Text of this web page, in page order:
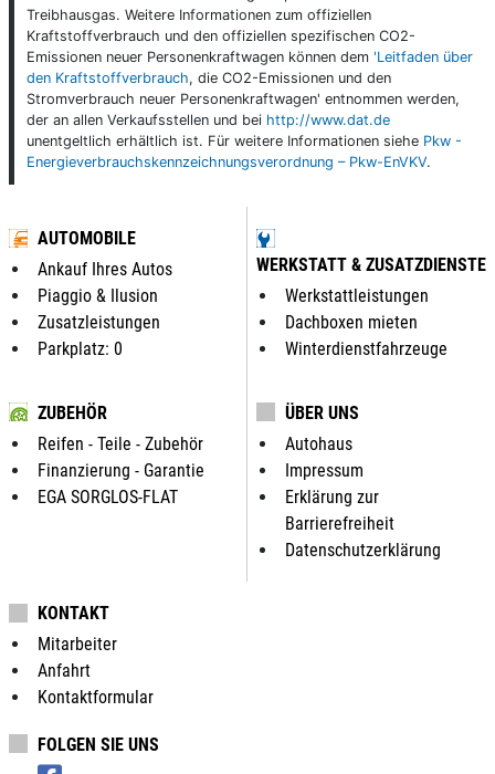
Treibhausgas. Weitere Informationen zum offiziellen
Kraftstoffverbrauch und den offiziellen spezifischen CO2-
Emissionen neuer Personenkraftwagen können dem 'Leitfaden über
den Kraftstoffverbrauch, die CO2-Emissionen und den
Stromverbrauch neuer Personenkraftwagen' entnommen werden,
der an allen Verkaufsstellen und bei http://www.dat.de
unentgeltlich erhältlich ist. Für weitere Informationen siehe Pkw -
Energieverbrauchskennzeichnungsverordnung – Pkw-EnVKV.
AUTOMOBILE
Ankauf Ihres Autos
Piaggio & Ilusion
Zusatzleistungen
Parkplatz: 0
WERKSTATT & ZUSATZDIENSTE
Werkstattleistungen
Dachboxen mieten
Winterdienstfahrzeuge
ZUBEHÖR
Reifen - Teile - Zubehör
Finanzierung - Garantie
EGA SORGLOS-FLAT
ÜBER UNS
Autohaus
Impressum
Erklärung zur
Barrierefreiheit
Datenschutzerklärung
KONTAKT
Mitarbeiter
Anfahrt
Kontaktformular
FOLGEN SIE UNS